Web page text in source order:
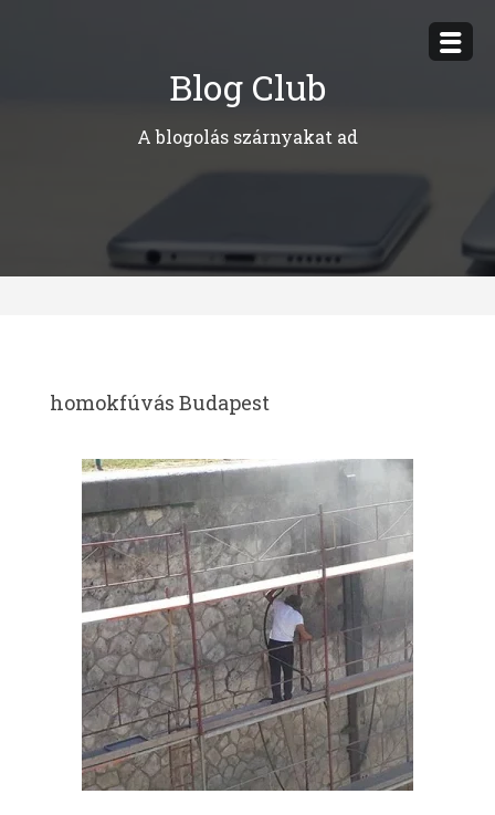
Blog Club
A blogolás szárnyakat ad
homokfúvás Budapest